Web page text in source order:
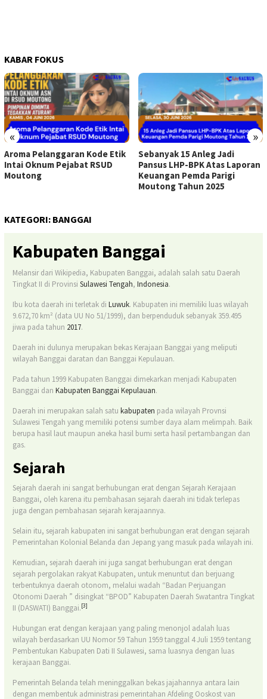
KABAR FOKUS
« »
Aroma Pelanggaran Kode Etik
Intai Oknum Pejabat RSUD
Moutong
Sebanyak 15 Anleg Jadi
Pansus LHP-BPK Atas Laporan
Keuangan Pemda Parigi
Moutong Tahun 2025
KATEGORI: BANGGAI
Kabupaten Banggai
Melansir dari Wikipedia, Kabupaten Banggai, adalah salah satu Daerah
Tingkat II di Provinsi Sulawesi Tengah, Indonesia.
Ibu kota daerah ini terletak di Luwuk. Kabupaten ini memiliki luas wilayah
9.672,70 km² (data UU No 51/1999), dan berpenduduk sebanyak 359.495
jiwa pada tahun 2017.
Daerah ini dulunya merupakan bekas Kerajaan Banggai yang meliputi
wilayah Banggai daratan dan Banggai Kepulauan.
Pada tahun 1999 Kabupaten Banggai dimekarkan menjadi Kabupaten
Banggai dan Kabupaten Banggai Kepulauan.
Daerah ini merupakan salah satu kabupaten pada wilayah Provnsi
Sulawesi Tengah yang memiliki potensi sumber daya alam melimpah. Baik
berupa hasil laut maupun aneka hasil bumi serta hasil pertambangan dan
gas.
Sejarah
Sejarah daerah ini sangat berhubungan erat dengan Sejarah Kerajaan
Banggai, oleh karena itu pembahasan sejarah daerah ini tidak terlepas
juga dengan pembahasan sejarah kerajaannya.
Selain itu, sejarah kabupaten ini sangat berhubungan erat dengan sejarah
Pemerintahan Kolonial Belanda dan Jepang yang masuk pada wilayah ini.
Kemudian, sejarah daerah ini juga sangat berhubungan erat dengan
sejarah pergolakan rakyat Kabupaten, untuk menuntut dan berjuang
terbentuknya daerah otonom, melalui wadah “Badan Perjuangan
Otonomi Daerah ” disingkat “BPOD” Kabupaten Daerah Swatantra Tingkat
II (DASWATI) Banggai.[3]
Hubungan erat dengan kerajaan yang paling menonjol adalah luas
wilayah berdasarkan UU Nomor 59 Tahun 1959 tanggal 4 Juli 1959 tentang
Pembentukan Kabupaten Dati II Sulawesi, sama luasnya dengan luas
kerajaan Banggai.
Pemerintah Belanda telah meninggalkan bekas jajahannya antara lain
dengan membentuk administrasi pemerintahan Afdeling Ooskost van